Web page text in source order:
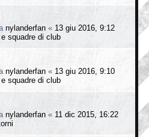
nylanderfan « 13 giu 2016, 9:12
squadre di club
nylanderfan « 13 giu 2016, 9:10
squadre di club
nylanderfan « 11 dic 2015, 16:22